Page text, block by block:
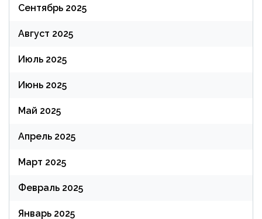
Сентябрь 2025
Август 2025
Июль 2025
Июнь 2025
Май 2025
Апрель 2025
Март 2025
Февраль 2025
Январь 2025